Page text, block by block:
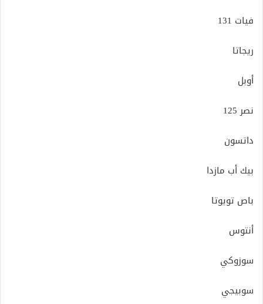
فيات 131
ريجاتا
أوبل
نصر 125
داتسون
بيك أب مازدا
باص تويوتا
أنتوس
سوزوكي
سوبيجي